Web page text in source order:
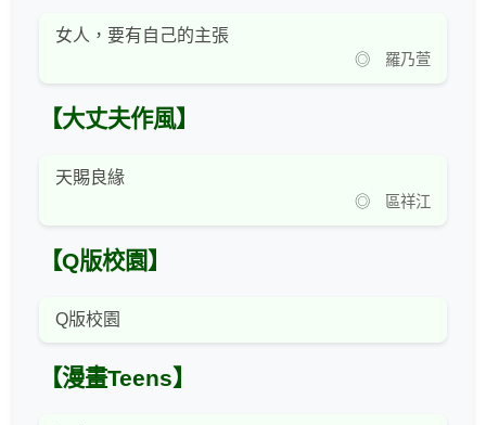
女人，要有自己的主張
◎ 羅乃萱
【大丈夫作風】
天賜良緣
◎ 區祥江
【Q版校園】
Q版校園
【漫畫Teens】